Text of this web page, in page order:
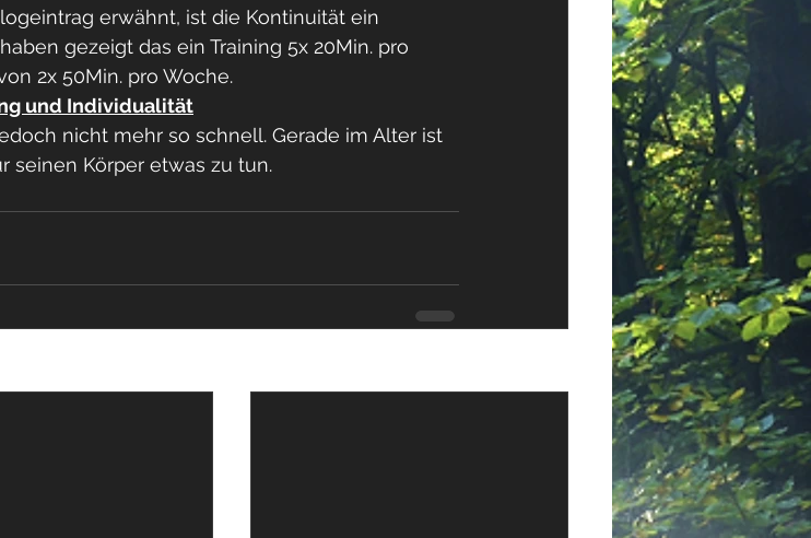
erwähnt, ist die Kontinuität ein
gezeigt das ein Training 5x 20Min. pro
2x 50Min. pro Woche.
und Individualität
nicht mehr so schnell. Gerade im Alter ist
seinen Körper etwas zu tun.